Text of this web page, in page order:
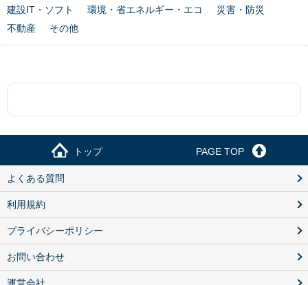
建設IT・ソフト
環境・省エネルギー・エコ
災害・防災
不動産
その他
トップ PAGE TOP
よくある質問
利用規約
プライバシーポリシー
お問い合わせ
運営会社